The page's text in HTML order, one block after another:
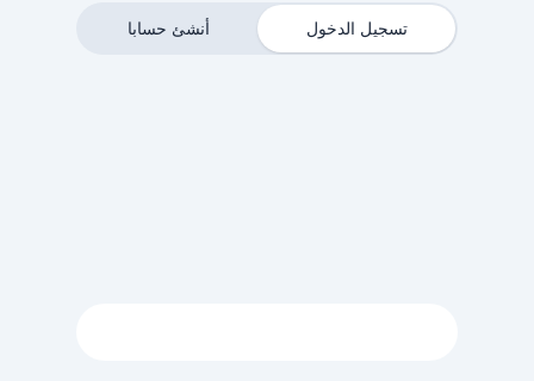
تسجيل الدخول أنشئ حسابا